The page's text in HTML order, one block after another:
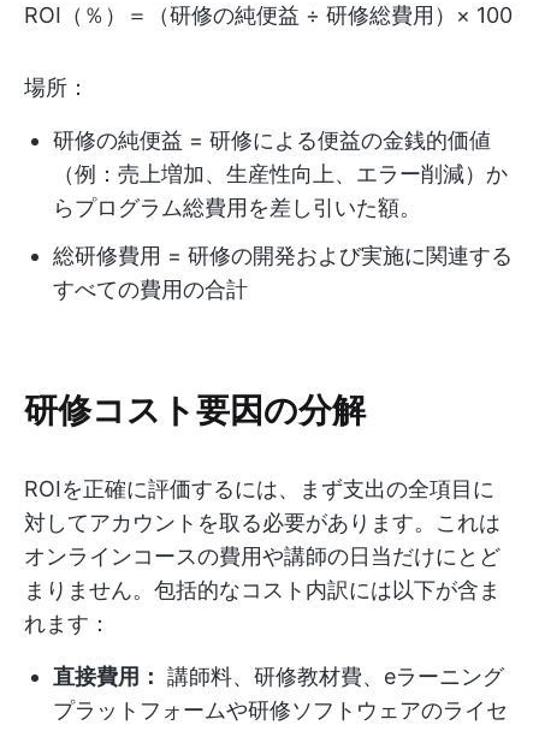
ROI（％）＝（研修の純便益 ÷ 研修総費用）× 100
場所：
研修の純便益 = 研修による便益の金銭的価値
（例：売上増加、生産性向上、エラー削減）か
らプログラム総費用を差し引いた額。
総研修費用 = 研修の開発および実施に関連する
すべての費用の合計
研修コスト要因の分解
ROIを正確に評価するには、まず支出の全項目に
対してアカウントを取る必要があります。これは
オンラインコースの費用や講師の日当だけにとど
まりません。包括的なコスト内訳には以下が含ま
れます：
直接費用： 講師料、研修教材費、eラーニング
プラットフォームや研修ソフトウェアのライセ